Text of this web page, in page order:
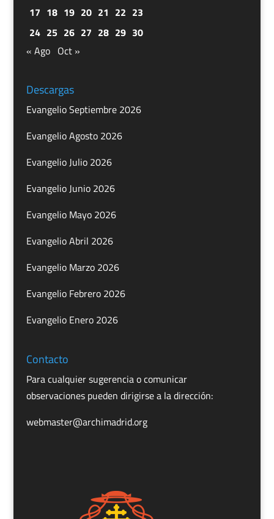
17 18 19 20 21 22 23
24 25 26 27 28 29 30
« Ago Oct »
Descargas
Evangelio Septiembre 2026
Evangelio Agosto 2026
Evangelio Julio 2026
Evangelio Junio 2026
Evangelio Mayo 2026
Evangelio Abril 2026
Evangelio Marzo 2026
Evangelio Febrero 2026
Evangelio Enero 2026
Contacto
Para cualquier sugerencia o comunicar
observaciones pueden dirigirse a la dirección:
webmaster@archimadrid.org